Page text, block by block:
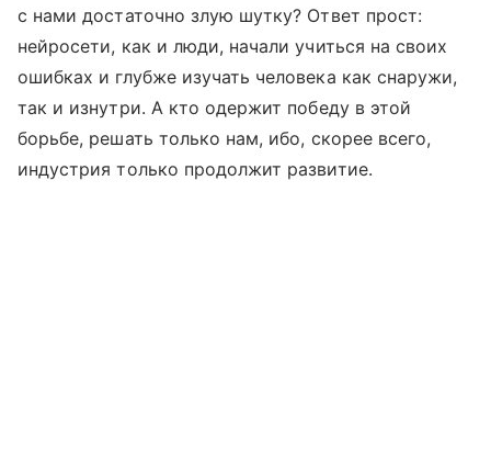
с нами достаточно злую шутку? Ответ прост:
нейросети, как и люди, начали учиться на своих
ошибках и глубже изучать человека как снаружи,
так и изнутри. А кто одержит победу в этой
борьбе, решать только нам, ибо, скорее всего,
индустрия только продолжит развитие.